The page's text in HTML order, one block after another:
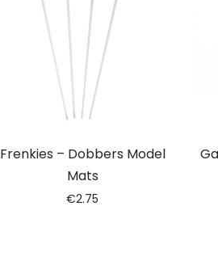
Frenkies – Dobbers Model
Mats
€2.75